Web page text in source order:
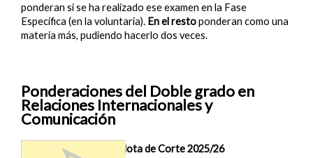
ponderan si se ha realizado ese examen en la Fase
Específica (en la voluntaria). En el restoponderan como una
materia más, pudiendo hacerlo dos veces.
Ponderaciones del Doble grado en
Relaciones Internacionales y
Comunicación
Nota de Corte 2025/26